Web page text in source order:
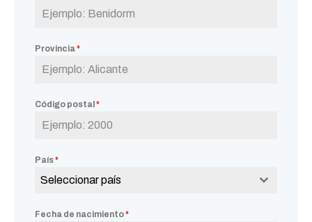
Provincia*
Código postal *
País*
Seleccionar país
Fecha de nacimiento*